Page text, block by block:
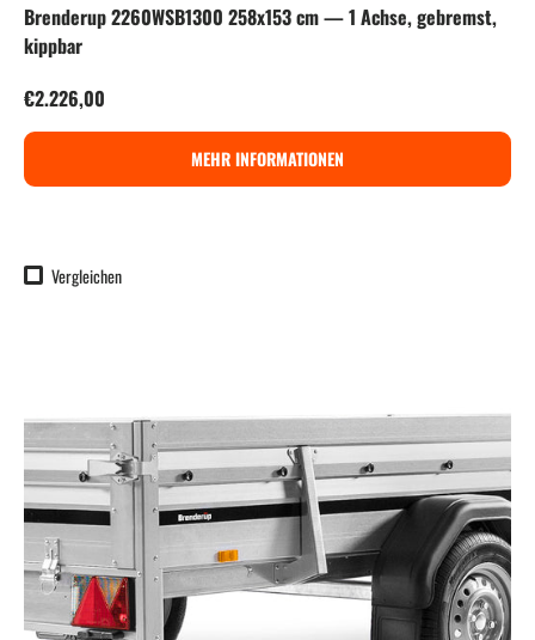
Brenderup 2260WSB1300 258x153 cm — 1 Achse, gebremst,
kippbar
Normaler Preis
€2.226,00
MEHR INFORMATIONEN
Vergleichen